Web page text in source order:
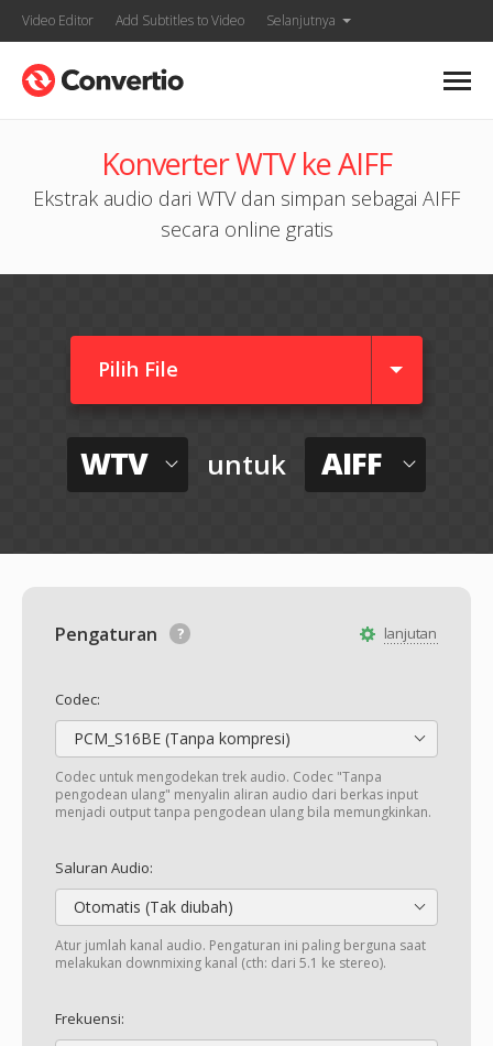
Video Editor Add Subtitles to Video Selanjutnya
Konverter WTV ke AIFF
Ekstrak audio dari WTV dan simpan sebagai AIFF
secara online gratis
Pilih File
WTV untuk AIFF
lanjutan
Pengaturan
Codec:
PCM_S16BE (Tanpa kompresi)
Codec untuk mengodekan trek audio. Codec "Tanpa
pengodean ulang" menyalin aliran audio dari berkas input
menjadi output tanpa pengodean ulang bila memungkinkan.
Saluran Audio:
Otomatis (Tak diubah)
Atur jumlah kanal audio. Pengaturan ini paling berguna saat
melakukan downmixing kanal (cth: dari 5.1 ke stereo).
Frekuensi: